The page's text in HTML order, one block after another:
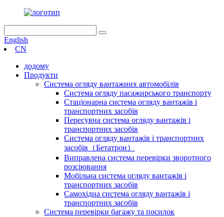
English
CN
додому
Продукти
Система огляду вантажних автомобілів
Система огляду пасажирського транспорту
Стаціонарна система огляду вантажів і
транспортних засобів
Пересувна система огляду вантажів і
транспортних засобів
Система огляду вантажів і транспортних
засобів（Бетатрон）
Виправлена ​​система перевірки зворотного
розсіювання
Мобільна система огляду вантажів і
транспортних засобів
Самохідна система огляду вантажів і
транспортних засобів
Система перевірки багажу та посилок